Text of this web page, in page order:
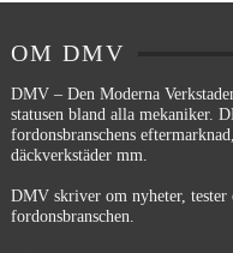
OM DMV
DMV – Den Moderna
statusen bland alla mekaniker.
fordonsbranschens
däckverkstäder mm.
DMV skriver om nyheter, tester
fordonsbranschen.